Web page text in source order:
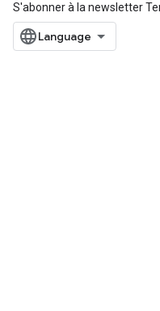
S'abonner à la newsletter